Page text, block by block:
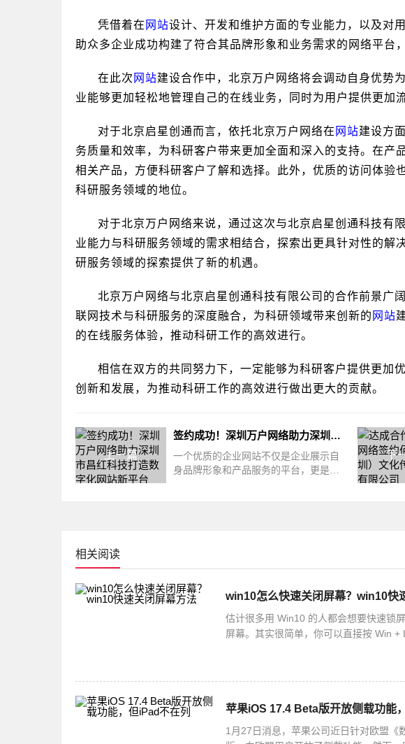
凭借着在 网站设计、开发和维护方面的专业能力，以及对
助众多企业成功构建了符合其品牌形象和业务需求的网络平台
在此次 网站建设合作中，北京万户网络将会调动自身优势
业能够更加轻松地管理自己的在线业务，同时为用户提供更加
对于北京启星创通而言，依托北京万户网络在 网站建设方
务质量和效率，为科研客户带来更加全面和深入的支持。在产
相关产品，方便科研客户了解和选择。此外，优质的访问体验
科研服务领域的地位。
对于北京万户网络来说，通过这次与北京启星创通科技有
业能力与科研服务领域的需求相结合，探索出更具针对性的解
研服务领域的探索提供了新的机遇。
北京万户网络与北京启星创通科技有限公司的合作前景广
联网技术与科研服务的深度融合，为科研领域带来创新的 网站
的在线服务体验，推动科研工作的高效进行。
相信在双方的共同努力下，一定能够为科研客户提供更加
创新和发展，为推动科研工作的高效进行做出更大的贡献。
上一篇
签约成功！深圳万户网络助力深圳市昌红科技打造数字化网站新平台
一个优质的企业网站不仅是企业展示自
身品牌形象和产品服务的平台，更是与
下
相关阅读
win10怎么快速关闭屏幕？win10快
估计很多用 Win10 的人都会想要快速锁
屏幕。其实很简单，你可以直接按 Win
苹果iOS 17.4 Beta版开放侧载功能
1月27日消息，苹果公司近日针对欧盟《